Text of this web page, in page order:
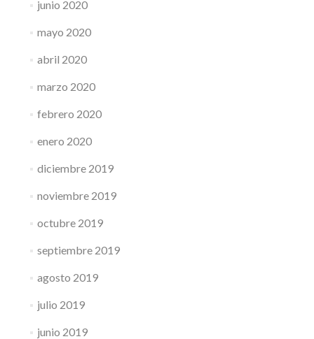
junio 2020
mayo 2020
abril 2020
marzo 2020
febrero 2020
enero 2020
diciembre 2019
noviembre 2019
octubre 2019
septiembre 2019
agosto 2019
julio 2019
junio 2019